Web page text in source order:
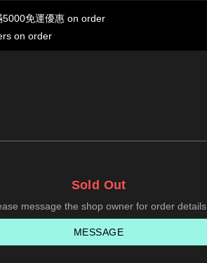
5000免運優惠 on order
on order
Sold Out
message the shop owner for order details.
MESSAGE